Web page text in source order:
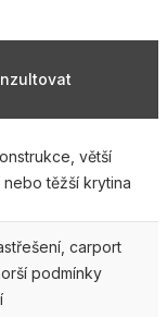
větší
těžší krytina
carport
podmínky